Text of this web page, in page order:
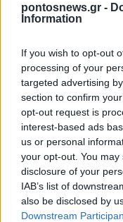
pontosnews.gr -
Information
If you wish to opt-out
processing of your
targeted advertising
section to confirm
opt-out request is
interest-based ads
us or personal
your opt-out. You
disclosure of your
IAB’s list of
also be disclosed by
Downstream
ΠΟΛΙΤΙΚΗ
Μητσοτάκης από
άθλια δίκτυα των
29/07/2026 - 12:36μμ